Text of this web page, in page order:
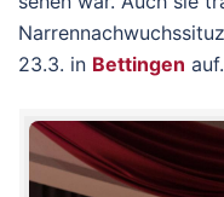
23.3. in Bettingen auf.